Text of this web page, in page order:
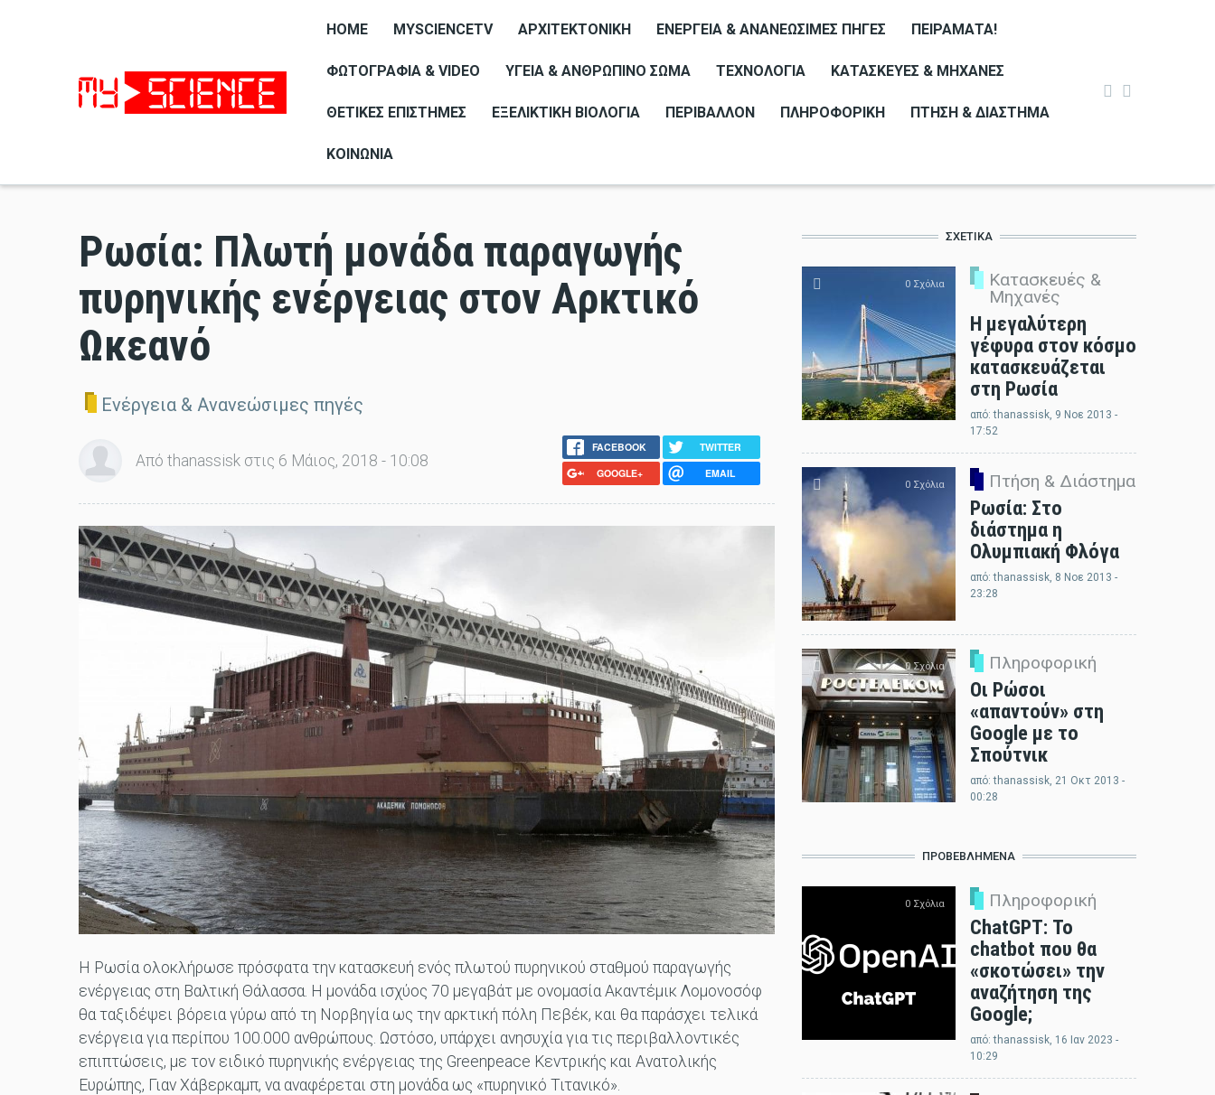
HOME MYSCIENCETV ΑΡΧΙΤΕΚΤΟΝΙΚΉ ΕΝΈΡΓΕΙΑ & ΑΝΑΝΕΏΣΙΜΕΣ ΠΗΓΈΣ ΠΕΙΡΆΜΑΤΑ!
ΦΩΤΟΓΡΑΦΊΑ & VIDEO ΥΓΕΊΑ & ΑΝΘΡΏΠΙΝΟ ΣΏΜΑ ΤΕΧΝΟΛΟΓΊΑ ΚΑΤΑΣΚΕΥΈΣ & ΜΗΧΑΝΈΣ
ΘΕΤΙΚΈΣ ΕΠΙΣΤΉΜΕΣ ΕΞΕΛΙΚΤΙΚΉ ΒΙΟΛΟΓΊΑ ΠΕΡΙΒΆΛΛΟΝ ΠΛΗΡΟΦΟΡΙΚΉ ΠΤΉΣΗ & ΔΙΆΣΤΗΜΑ
ΚΟΙΝΩΝΊΑ
Ρωσία: Πλωτή μονάδα παραγωγής
πυρηνικής ενέργειας στον Αρκτικό
Ωκεανό
Ενέργεια & Ανανεώσιμες πηγές
Από thanassisk στις 6 Μάιος, 2018 - 10:08
FACEBOOK
TWITTER
GOOGLE+
EMAIL
Η Ρωσία ολοκλήρωσε πρόσφατα την κατασκευή ενός πλωτού πυρηνικού σταθμού παραγωγής
ενέργειας στη Βαλτική Θάλασσα. Η μονάδα ισχύος 70 μεγαβάτ με ονομασία Ακαντέμικ Λομονοσόφ
θα ταξιδέψει βόρεια γύρω από τη Νορβηγία ως την αρκτική πόλη Πεβέκ, και θα παράσχει τελικά
ενέργεια για περίπου 100.000 ανθρώπους. Ωστόσο, υπάρχει ανησυχία για τις περιβαλλοντικές
επιπτώσεις, με τον ειδικό πυρηνικής ενέργειας της Greenpeace Κεντρικής και Ανατολικής
Ευρώπης, Γιαν Χάβερκαμπ, να αναφέρεται στη μονάδα ως «πυρηνικό Τιτανικό».
ΣΧΕΤΙΚΆ
0 Σχόλια
Κατασκευές &
Μηχανές
Η μεγαλύτερη
γέφυρα στον κόσμο
κατασκευάζεται
στη Ρωσία
από:thanassisk, 9 Νοε 2013 -
17:52
0 Σχόλια Πτήση & Διάστημα
Ρωσία: Στο
διάστημα η
Ολυμπιακή Φλόγα
από:thanassisk, 8 Νοε 2013 -
23:28
0 Σχόλια Πληροφορική
Οι Ρώσοι
«απαντούν» στη
Google με το
Σπούτνικ
από:thanassisk, 21 Οκτ 2013 -
00:28
ΠΡΟΒΕΒΛΗΜΈΝΑ
0 Σχόλια Πληροφορική
ChatGPT: Το
chatbot που θα
«σκοτώσει» την
αναζήτηση της
Google;
από:thanassisk, 16 Ιαν 2023 -
10:29